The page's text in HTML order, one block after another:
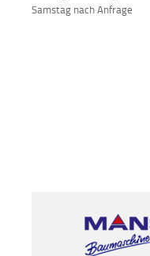
Samstag nach Anfrage